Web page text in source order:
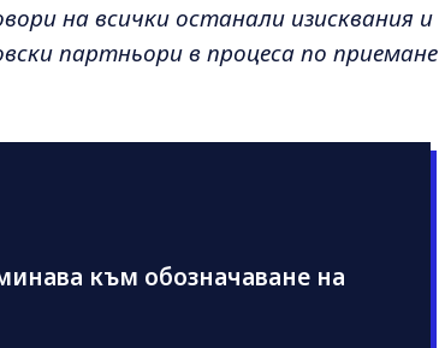
на всички останали изисквания и
партньори в процеса по приемане
към обозначаване на